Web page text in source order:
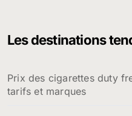
r
e
r
Les destinations
Prix des cigarettes duty
tarifs et marques